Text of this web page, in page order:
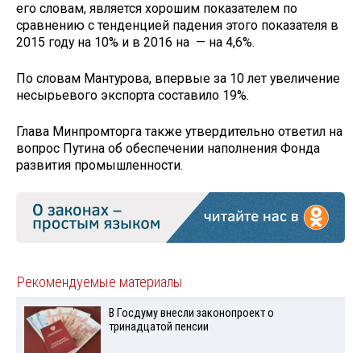
его словам, является хорошим показателем по
сравнению с тенденцией падения этого показателя в
2015 году на 10% и в 2016 на — на 4,6%.
По словам Мантурова, впервые за 10 лет увеличение
несырьевого экспорта составило 19%.
Глава Минпромторга также утвердительно ответил на
вопрос Путина об обеспечении наполнения Фонда
развития промышленности.
Рекомендуемые материалы
В Госдуму внесли законопроект о
тринадцатой пенсии